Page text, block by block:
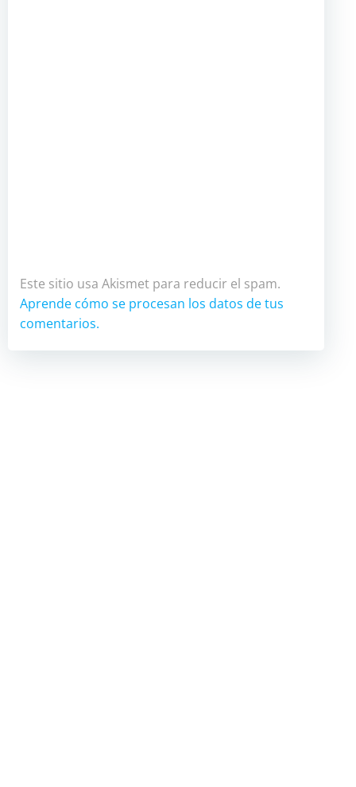
Este sitio usa Akismet para reducir el spam.
Aprende cómo se procesan los datos de tus
comentarios.